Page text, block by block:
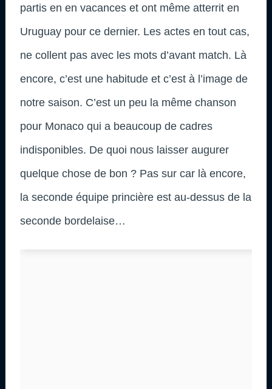
partis en en vacances et ont même atterrit en
Uruguay pour ce dernier. Les actes en tout cas,
ne collent pas avec les mots d’avant match. Là
encore, c’est une habitude et c’est à l’image de
notre saison. C’est un peu la même chanson
pour Monaco qui a beaucoup de cadres
indisponibles. De quoi nous laisser augurer
quelque chose de bon ? Pas sur car là encore,
la seconde équipe princière est au-dessus de la
seconde bordelaise…